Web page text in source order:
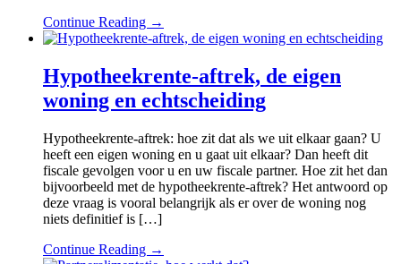
Continue Reading →
Hypotheekrente-aftrek, de eigen
woning en echtscheiding
Hypotheekrente-aftrek: hoe zit dat als we uit elkaar gaan? U
heeft een eigen woning en u gaat uit elkaar? Dan heeft dit
fiscale gevolgen voor u en uw fiscale partner. Hoe zit het dan
bijvoorbeeld met de hypotheekrente-aftrek? Het antwoord op
deze vraag is vooral belangrijk als er over de woning nog
niets definitief is […]
Continue Reading →